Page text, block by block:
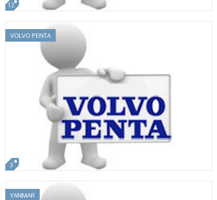
12
VOLVO PENTA
3
YANMAR